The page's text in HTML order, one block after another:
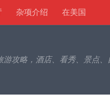
杂项介绍 在美国
游攻略，酒店、看秀、景点